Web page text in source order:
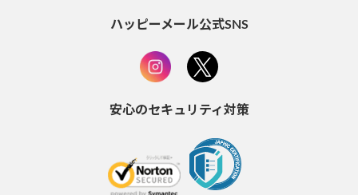
ハッピーメール公式SNS
安心のセキュリティ対策